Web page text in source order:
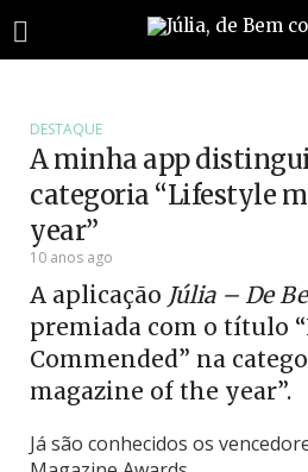
DESTAQUE
A minha app
categoria “Lifestyle
year”
10 anos ago
A aplicação Júlia – De
premiada com o título
Commended” na
magazine of the year”.
Já são conhecidos os